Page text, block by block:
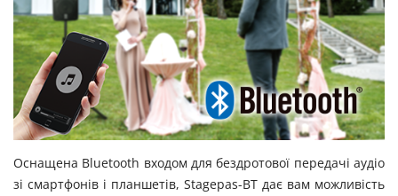
Оснащена Bluetooth входом для бездротової передачі аудіо
зі смартфонів і планшетів, Stagepas-BT дає вам можливість